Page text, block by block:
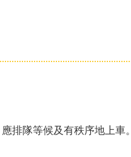
排隊等候及有秩序地上車。